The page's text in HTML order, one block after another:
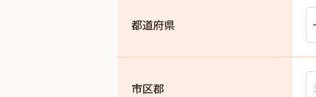
都道府県
市区郡